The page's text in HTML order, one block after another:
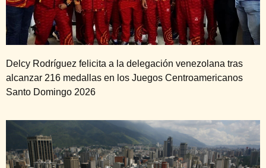
Delcy Rodríguez felicita a la delegación venezolana tras
alcanzar 216 medallas en los Juegos Centroamericanos
Santo Domingo 2026